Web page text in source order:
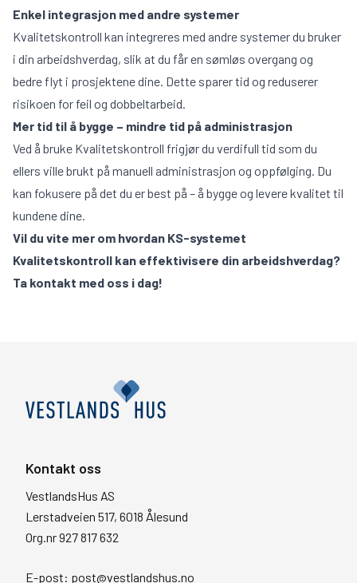
Enkel integrasjon med andre systemer
Kvalitetskontroll kan integreres med andre systemer du bruker
i din arbeidshverdag, slik at du får en sømløs overgang og
bedre flyt i prosjektene dine. Dette sparer tid og reduserer
risikoen for feil og dobbeltarbeid.
Mer tid til å bygge – mindre tid på administrasjon
Ved å bruke Kvalitetskontroll frigjør du verdifull tid som du
ellers ville brukt på manuell administrasjon og oppfølging. Du
kan fokusere på det du er best på – å bygge og levere kvalitet til
kundene dine.
Vil du vite mer om hvordan KS-systemet
Kvalitetskontroll kan effektivisere din arbeidshverdag?
Ta kontakt med oss i dag!
Kontakt oss
VestlandsHus AS
Lerstadveien 517, 6018 Ålesund
Org.nr 927 817 632
E-post: post@vestlandshus.no